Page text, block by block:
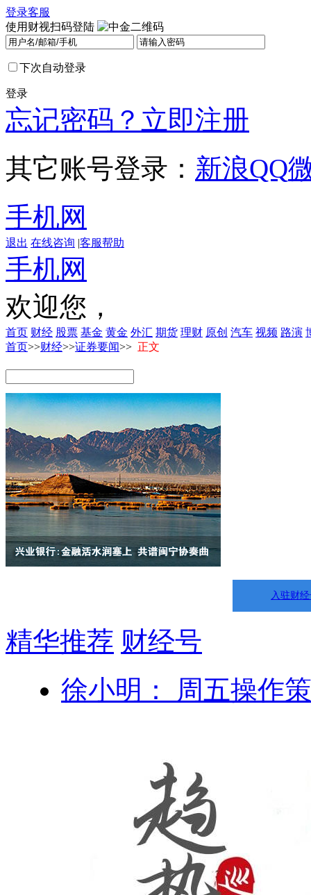
登录客服
使用财视扫码登陆
下次自动登录
登录
忘记密码？ 立即注册
其它账号登录： 新浪QQ
手机网
退出 在线咨询 |客服帮助
手机网
欢迎您，
首页 财经 股票 基金 黄金 外汇 期货 理财 原创 汽车 视频 路演
首页>>财经>>证券要闻>> 正文
入驻财
精华推荐 财经号
徐小明： 周五操作